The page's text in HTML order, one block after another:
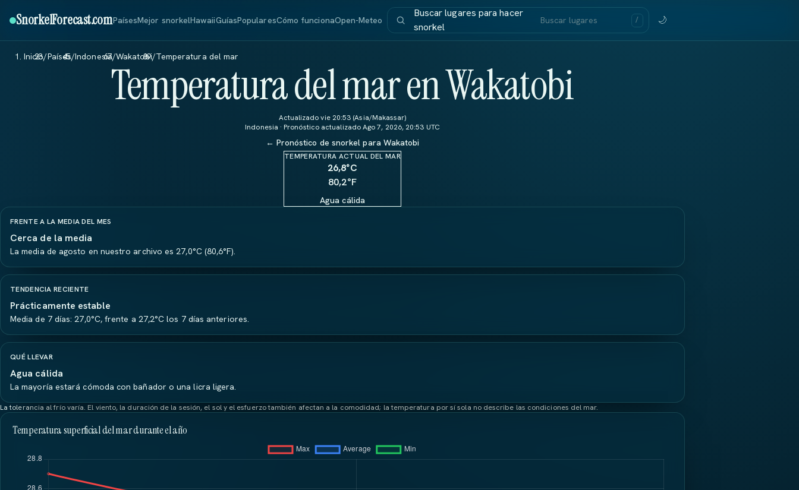
SnorkelForecast.comPaísesMejor snorkelHawaiiGuíasPopularesCómo funcionaOpen-Meteo
Buscar lugares para hacer
snorkel
/ 🌙
Inicio/Países/Indonesia/Wakatobi/Temperatura del mar
Temperatura del mar en Wakatobi
Actualizado vie 20:53 (Asia/Makassar)
Indonesia · Pronóstico actualizado Ago 7, 2026, 20:53 UTC
← Pronóstico de snorkel para Wakatobi
TEMPERATURA ACTUAL DEL MAR
26,8°C
80,2°F
Agua cálida
FRENTE A LA MEDIA DEL MES
Cerca de la media
La media de agosto en nuestro archivo es 27,0°C (80,6°F).
TENDENCIA RECIENTE
Prácticamente estable
Media de 7 días: 27,0°C, frente a 27,2°C los 7 días anteriores.
QUÉ LLEVAR
Agua cálida
La mayoría estará cómoda con bañador o una licra ligera.
La tolerancia al frío varía. El viento, la duración de la sesión, el sol y el esfuerzo también afectan a la comodidad; la temperatura por sí sola no describe las condiciones del mar.
Temperatura superficial del mar durante el año